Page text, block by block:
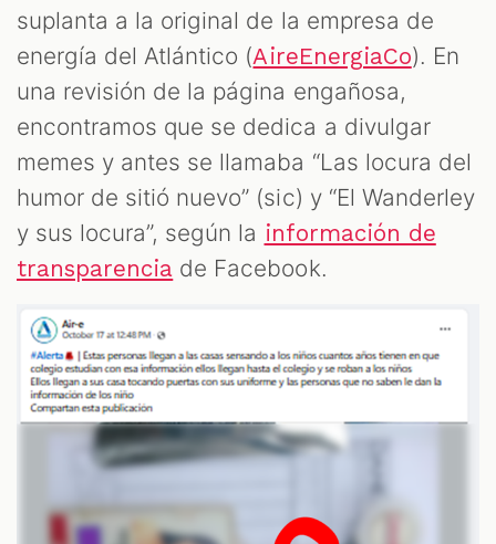
suplanta a la original de la empresa de
energía del Atlántico (AireEnergiaCo). En
una revisión de la página engañosa,
encontramos que se dedica a divulgar
memes y antes se llamaba “Las locura del
humor de sitió nuevo” (sic) y “El Wanderley
y sus locura”, según la información de
transparencia de Facebook.